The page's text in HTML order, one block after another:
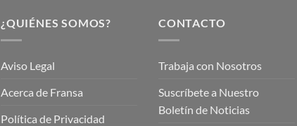
¿QUIÉNES SOMOS?
Aviso Legal
Acerca de Fransa
Política de Privacidad
CONTACTO
Trabaja con Nosotros
Suscríbete a Nuestro
Boletín de Noticias